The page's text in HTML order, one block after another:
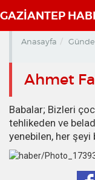
GAZİANTEP
Anasayfa
Ahmet
Babalar; Bizleri
tehlikeden ve
yenebilen, her şeyi